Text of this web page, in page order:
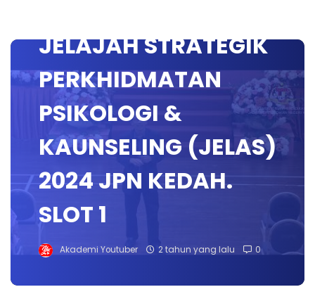
JELAJAH STRATEGIK
PERKHIDMATAN
PSIKOLOGI &
KAUNSELING (JELAS)
2024 JPN KEDAH.
SLOT 1
Akademi Youtuber 2 tahun yang lalu 0